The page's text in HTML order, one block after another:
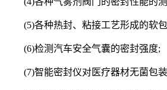
(5)各种热封、粘接工艺形成的软包
(6)检测汽车安全气囊的密封强度;
(7)智能密封仪对医疗器材无菌包装